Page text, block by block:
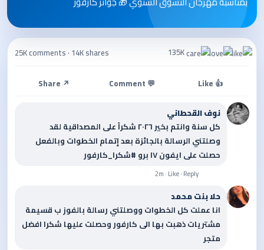
135K
25K comments· 14K shares
👍 Like
💬 Comment
↗ Share
نوف القحطاني
كل سنة وانتم بخير ٢٠٢٦ شكراً على المصداقية لقد
وصلتني الرسالة بالجائزة بعد إتمام الخطوات وبالفعل
حصلت على ايفون ١٧ برو #شكرا_كارفور
2m · Like · Reply
حلا بنت محمد
انا عملت كل الخطوات ووصلتني رسالة بالفوز ب قسيمة
مشتريات ذهبت بها الى كارفور وحصلت عليها شكرا افضل
متجر